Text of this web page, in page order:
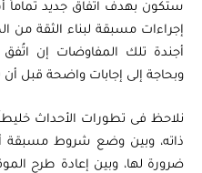
إجراءات مسبقة لبناء الثقة من
أجندة تلك المفاوضات إن اتُفق
وبحاجة إلى إجابات واضحة قبل
نلاحظ فى تطورات الأحداث
ذاته، وبين وضع شروط مسبقة
ضرورة لها، وبين إعادة طرح